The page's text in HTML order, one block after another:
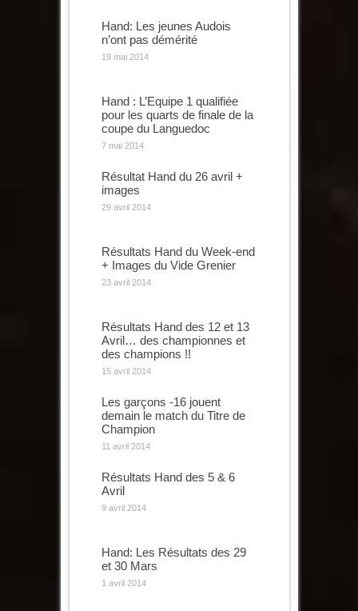
Hand: Les jeunes Audois
n’ont pas démérité
19 mai 2014
Hand : L’Equipe 1 qualifiée
pour les quarts de finale de la
coupe du Languedoc
7 mai 2014
Résultat Hand du 26 avril +
images
29 avril 2014
Résultats Hand du Week-end
+ Images du Vide Grenier
23 avril 2014
Résultats Hand des 12 et 13
Avril… des championnes et
des champions !!
15 avril 2014
Les garçons -16 jouent
demain le match du Titre de
Champion
11 avril 2014
Résultats Hand des 5 & 6
Avril
9 avril 2014
Hand: Les Résultats des 29
et 30 Mars
1 avril 2014